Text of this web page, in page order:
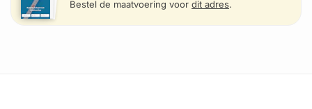
Bestel de maatvoering voor dit adres.